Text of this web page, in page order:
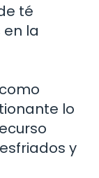
té
la
lo
y